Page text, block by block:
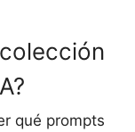
qué prompts